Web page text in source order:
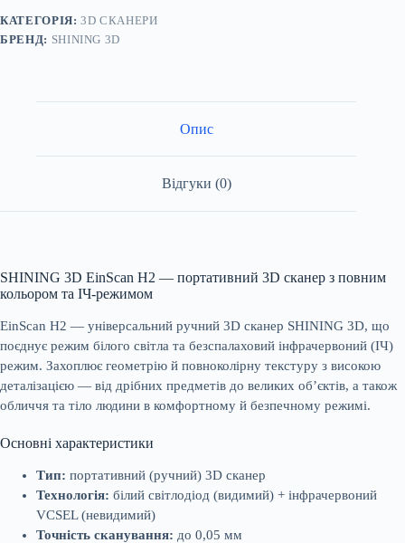
сканер
кількість
КАТЕГОРІЯ:3D СКАНЕРИ
БРЕНД: SHINING 3D
Опис
Відгуки (0)
SHINING 3D EinScan H2 — портативний 3D сканер з повним
кольором та ІЧ-режимом
EinScan H2 — універсальний ручний 3D сканер SHINING 3D, що
поєднує режим білого світла та безспалаховий інфрачервоний (ІЧ)
режим. Захоплює геометрію й повноколірну текстуру з високою
деталізацією — від дрібних предметів до великих об’єктів, а також
обличчя та тіло людини в комфортному й безпечному режимі.
Основні характеристики
Тип: портативний (ручний) 3D сканер
Технологія: білий світлодіод (видимий) + інфрачервоний
VCSEL (невидимий)
Точність сканування: до 0,05 мм